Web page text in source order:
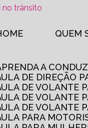
HOME
APRENDA A
AULA DE DIREÇÃO
AULA DE VOLANTE
AULA DE VOLANTE
AULA DE VOLANTE
AULA PARA